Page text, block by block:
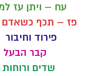
עח – ויתן עז
פז – תכף כשאדם
פירוד וחיבור
קבר הבעל
שדים